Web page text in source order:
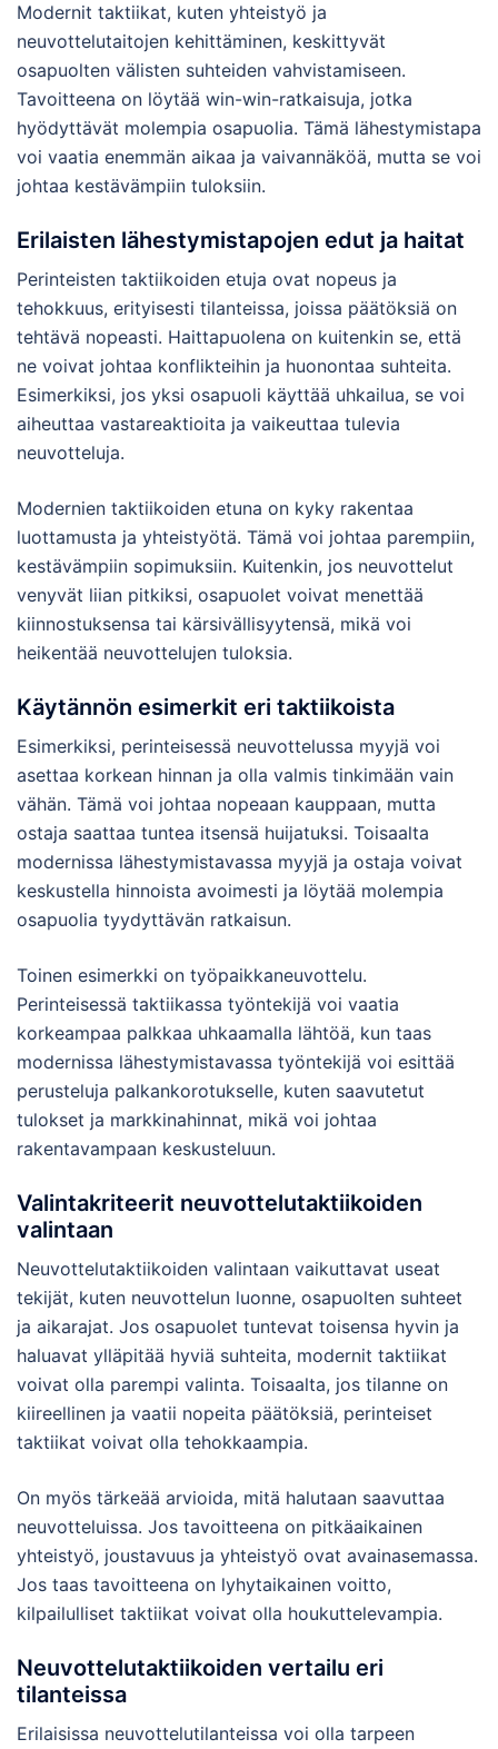
Modernit taktiikat, kuten yhteistyö ja
neuvottelutaitojen kehittäminen, keskittyvät
osapuolten välisten suhteiden vahvistamiseen.
Tavoitteena on löytää win-win-ratkaisuja, jotka
hyödyttävät molempia osapuolia. Tämä lähestymistapa
voi vaatia enemmän aikaa ja vaivannäköä, mutta se voi
johtaa kestävämpiin tuloksiin.
Erilaisten lähestymistapojen edut ja haitat
Perinteisten taktiikoiden etuja ovat nopeus ja
tehokkuus, erityisesti tilanteissa, joissa päätöksiä on
tehtävä nopeasti. Haittapuolena on kuitenkin se, että
ne voivat johtaa konflikteihin ja huonontaa suhteita.
Esimerkiksi, jos yksi osapuoli käyttää uhkailua, se voi
aiheuttaa vastareaktioita ja vaikeuttaa tulevia
neuvotteluja.
Modernien taktiikoiden etuna on kyky rakentaa
luottamusta ja yhteistyötä. Tämä voi johtaa parempiin,
kestävämpiin sopimuksiin. Kuitenkin, jos neuvottelut
venyvät liian pitkiksi, osapuolet voivat menettää
kiinnostuksensa tai kärsivällisyytensä, mikä voi
heikentää neuvottelujen tuloksia.
Käytännön esimerkit eri taktiikoista
Esimerkiksi, perinteisessä neuvottelussa myyjä voi
asettaa korkean hinnan ja olla valmis tinkimään vain
vähän. Tämä voi johtaa nopeaan kauppaan, mutta
ostaja saattaa tuntea itsensä huijatuksi. Toisaalta
modernissa lähestymistavassa myyjä ja ostaja voivat
keskustella hinnoista avoimesti ja löytää molempia
osapuolia tyydyttävän ratkaisun.
Toinen esimerkki on työpaikkaneuvottelu.
Perinteisessä taktiikassa työntekijä voi vaatia
korkeampaa palkkaa uhkaamalla lähtöä, kun taas
modernissa lähestymistavassa työntekijä voi esittää
perusteluja palkankorotukselle, kuten saavutetut
tulokset ja markkinahinnat, mikä voi johtaa
rakentavampaan keskusteluun.
Valintakriteerit neuvottelutaktiikoiden
valintaan
Neuvottelutaktiikoiden valintaan vaikuttavat useat
tekijät, kuten neuvottelun luonne, osapuolten suhteet
ja aikarajat. Jos osapuolet tuntevat toisensa hyvin ja
haluavat ylläpitää hyviä suhteita, modernit taktiikat
voivat olla parempi valinta. Toisaalta, jos tilanne on
kiireellinen ja vaatii nopeita päätöksiä, perinteiset
taktiikat voivat olla tehokkaampia.
On myös tärkeää arvioida, mitä halutaan saavuttaa
neuvotteluissa. Jos tavoitteena on pitkäaikainen
yhteistyö, joustavuus ja yhteistyö ovat avainasemassa.
Jos taas tavoitteena on lyhytaikainen voitto,
kilpailulliset taktiikat voivat olla houkuttelevampia.
Neuvottelutaktiikoiden vertailu eri
tilanteissa
Erilaisissa neuvottelutilanteissa voi olla tarpeen